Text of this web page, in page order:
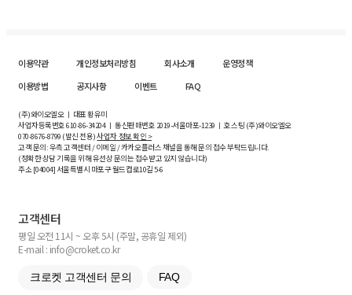
이용약관 개인정보처리방침 회사소개
운영정책
이용방법
공지사항 이벤트 FAQ
(주)와이오엘오 ㅣ 대표 황유미
사업자등록번호610-86-34204ㅣ 통신판매번호 2019-서울마포-1239 ㅣ 호스팅 (주)와이오엘오
070-8676-8799 (발신 전용)사업자 정보 확인 >
고객 문의: 우측 고객센터 / 이메일 / 카카오플러스 채널을 통해 문의 접수 부탁드립니다.
(정확한 상담 기록을 위해 유선상 문의는 접수받고 있지 않습니다)
주소 [04004] 서울특별시 마포구 월드컵로10길5-6
고객센터
평일 오전 11시 ~ 오후 5시 (주말, 공휴일 제외)
E-mail : info@croket.co.kr
크로켓 고객센터 문의 FAQ